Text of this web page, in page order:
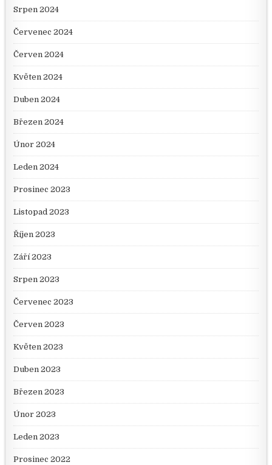
Srpen 2024
Červenec 2024
Červen 2024
Květen 2024
Duben 2024
Březen 2024
Únor 2024
Leden 2024
Prosinec 2023
Listopad 2023
Říjen 2023
Září 2023
Srpen 2023
Červenec 2023
Červen 2023
Květen 2023
Duben 2023
Březen 2023
Únor 2023
Leden 2023
Prosinec 2022